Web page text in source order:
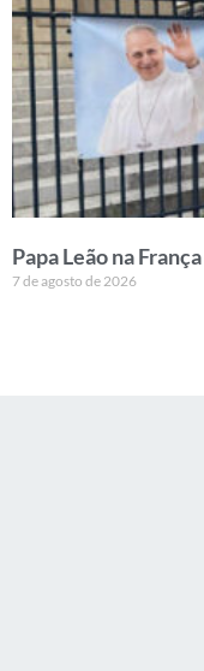
Papa Leão na França
7 de agosto de 2026